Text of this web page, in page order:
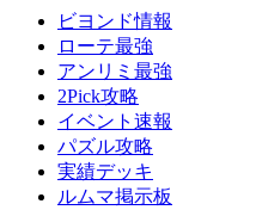
ビヨンド情報
ローテ最強
アンリミ最強
2Pick攻略
イベント速報
パズル攻略
実績デッキ
ルムマ掲示板